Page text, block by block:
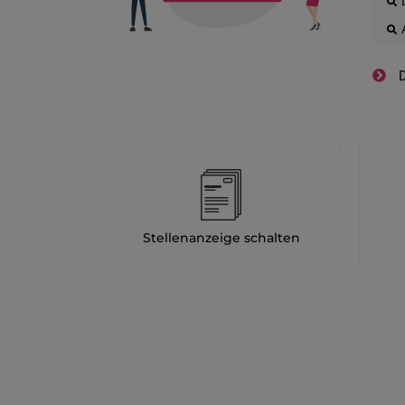
Stellenanzeige schalten